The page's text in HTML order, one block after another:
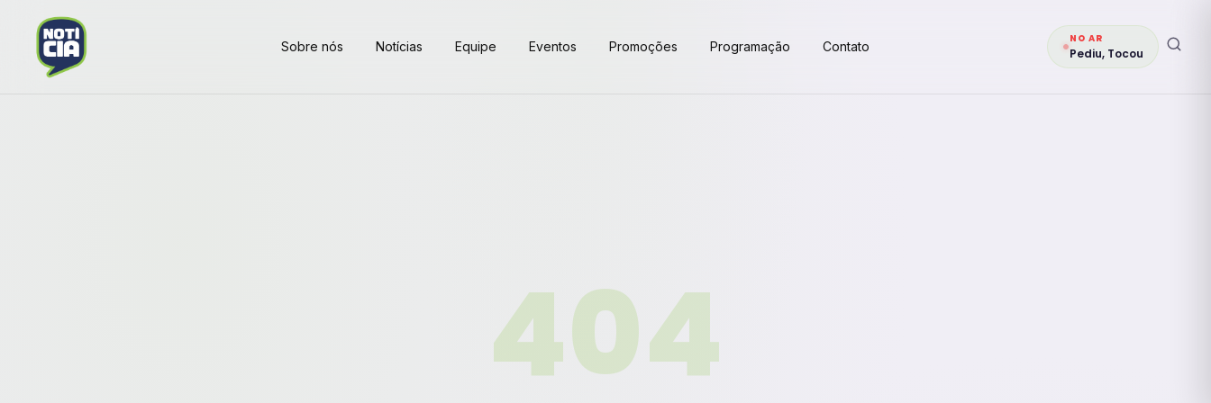
Sobre nós Notícias Equipe Eventos Promoções Programação Contato
NO AR
Pediu, Tocou
404